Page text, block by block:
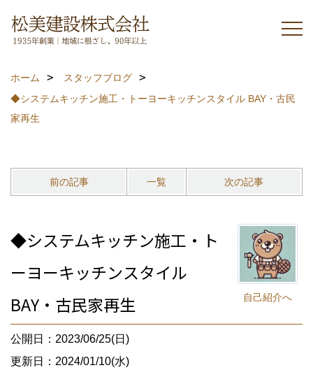
ホーム
スタッフブログ
◆システムキッチン施工・トーヨーキッチンスタイル BAY・古民
家再生
前の記事 一覧 次の記事
自己紹介へ
◆システムキッチン施工・ト
ーヨーキッチンスタイル
BAY・古民家再生
公開日：2023/06/25(日)
更新日：2024/01/10(水)